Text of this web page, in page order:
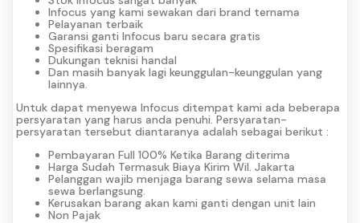
Infocus yang kami sewakan dari brand ternama
Pelayanan terbaik
Garansi ganti Infocus baru secara gratis
Spesifikasi beragam
Dukungan teknisi handal
Dan masih banyak lagi keunggulan-keunggulan yang
lainnya.
Untuk dapat menyewa Infocus ditempat kami ada beberapa
persyaratan yang harus anda penuhi. Persyaratan-
persyaratan tersebut diantaranya adalah sebagai berikut :
Pembayaran Full 100% Ketika Barang diterima
Harga Sudah Termasuk Biaya Kirim Wil. Jakarta
Pelanggan wajib menjaga barang sewa selama masa
sewa berlangsung.
Kerusakan barang akan kami ganti dengan unit lain
Non Pajak